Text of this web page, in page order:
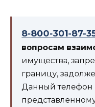
8-800-301-87-
вопросам
имущества,
границу,
Данный телефон